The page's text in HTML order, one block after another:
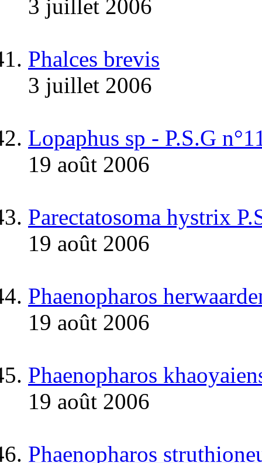
3 juillet 2006
Phalces brevis
3 juillet 2006
Lopaphus sp - P.S.G
19 août 2006
Parectatosoma hystrix
19 août 2006
Phaenopharos
19 août 2006
Phaenopharos
19 août 2006
Phaenopharos